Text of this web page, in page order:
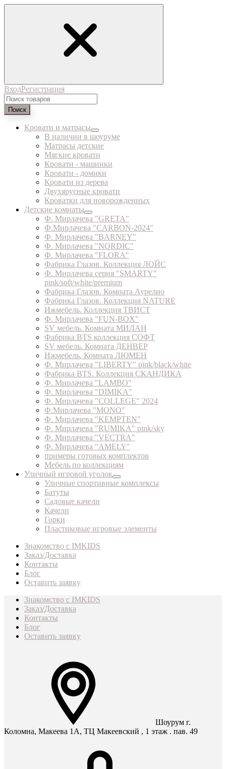
ВходРегистрация
Поиск
Кровати и матрасы
В наличии в шоуруме
Матрасы детские
Мягкие кровати
Кровати - машинки
Кровати - домики
Кровати из дерева
Двухярусные кровати
Кроватки для новорожденных
Детские комнаты
Ф. Мирлачева "GRETA"
Ф.Мирлачева "CARBON-2024"
Ф. Мирлачева "BARNEY"
Ф. Мирлачева "NORDIC"
Ф. Мирлачева "FLORA"
Фабрика Глазов. Коллекция ЛОЙС
Ф. Мирлачева серия "SMARTY"
pink/soft/white/premium
Фабрика Глазов. Комната Аурелио
Фабрика Глазов. Коллекция NATURE
Ижмебель. Коллекция ТВИСТ
Ф. Мирлачева "FUN-BOX"
SV мебель. Комната МИЛАН
Фабрика BTS коллекция СОФТ
SV мебель. Комната ДЕНВЕР
Ижмебель. Комната ЛЮМЕН
Ф. Мирлачева "LIBERTY" pink/black/white
Фабрика BTS. Коллекция СКАНДИКА
Ф. Мирлачева "LAMBO"
Ф. Мирлачева "DIMIKA"
Ф. Мирлачева "COLLEGE" 2024
Ф.Мирлачева "MONO"
Ф. Мирлачева "KEMPTEN"
Ф. Мирлачева "RUMIKA" pink/sky
Ф. Мирлачева "VECTRA"
Ф. Мирлачева "AMELY"
примеры готовых комплектов
Мебель по коллекциям
Уличный игровой уголок
Уличные спортивные комплексы
Батуты
Садовые качели
Качели
Горки
Пластиковые игровые элементы
Знакомство с IMKIDS
Заказ/Доставка
Контакты
Блог
Оставить заявку
Знакомство с IMKIDS
Заказ/Доставка
Контакты
Блог
Оставить заявку
Шоурум г.
Коломна, Макеева 1А, ТЦ Макеевский , 1 этаж . пав. 49